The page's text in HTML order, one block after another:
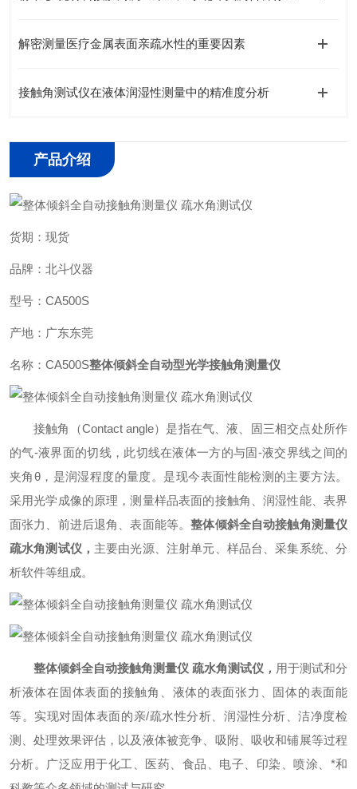
解密测量医疗金属表面亲疏水性的重要因素
接触角测试仪在液体润湿性测量中的精准度分析
产品介绍
货期：现货
品牌：北斗仪器
型号：CA500S
产地：广东东莞
名称：CA500S整体倾斜全自动型光学接触角测量仪
接触角（Contact angle）是指在气、液、固三相交点处所作
的气-液界面的切线，此切线在液体一方的与固-液交界线之间的
夹角θ，是润湿程度的量度。是现今表面性能检测的主要方法。
采用光学成像的原理，测量样品表面的接触角、润湿性能、表界
面张力、前进后退角、表面能等。整体倾斜全自动接触角测量仪
疏水角测试仪 ， 主要由光源、注射单元、样品台、采集系统、分
析软件等组成。
整体倾斜全自动接触角测量仪 疏水角测试仪 ， 用于测试和分
析液体在固体表面的接触角、液体的表面张力、固体的表面能
等。实现对固体表面的亲/疏水性分析、润湿性分析、洁净度检
测、处理效果评估，以及液体被竞争、吸附、吸收和铺展等过程
分析。广泛应用于化工、医药、食品、电子、印染、喷涂、*和